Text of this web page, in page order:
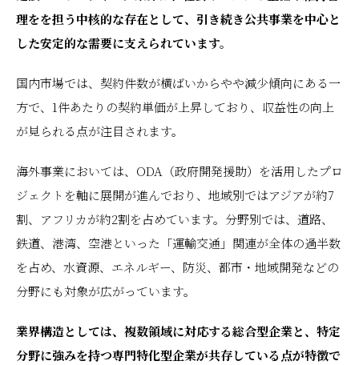
理をを担う中核的な存在として、引き続き公共事業を中心と
した安定的な需要に支えられています。
国内市場では、契約件数が横ばいからやや減少傾向にある一
方で、1件あたりの契約単価が上昇しており、収益性の向上
が見られる点が注目されます。
海外事業においては、ODA（政府開発援助）を活用したプロ
ジェクトを軸に展開が進んでおり、地域別ではアジアが約7
割、アフリカが約2割を占めています。分野別では、道路、
鉄道、港湾、空港といった「運輸交通」関連が全体の過半数
を占め、水資源、エネルギー、防災、都市・地域開発などの
分野にも対象が広がっています。
業界構造としては、複数領域に対応する総合型企業と、特定
分野に強みを持つ専門特化型企業が共存している点が特徴で